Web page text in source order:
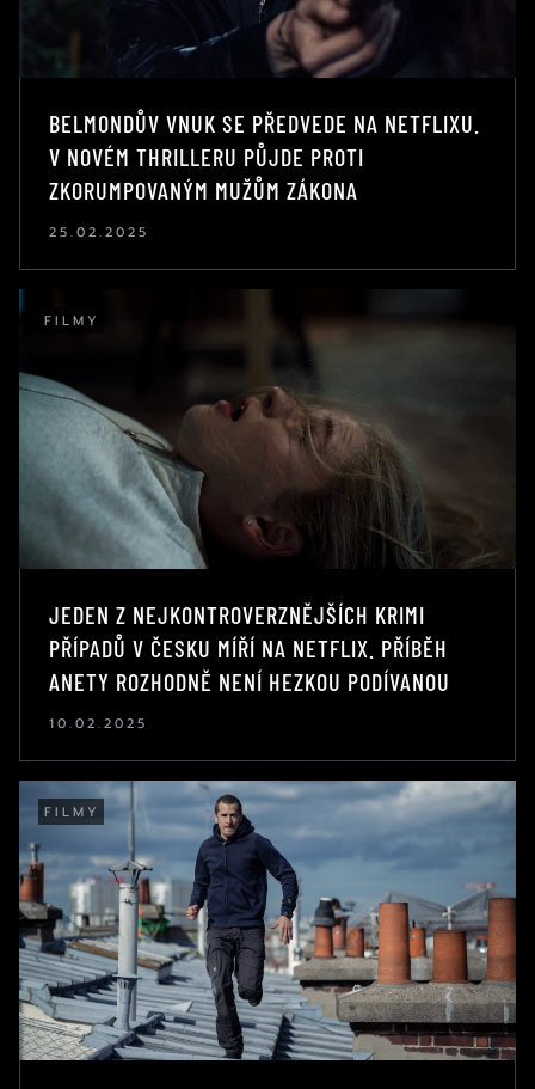
BELMONDŮV VNUK SE PŘEDVEDE NA NETFLIXU.
V NOVÉM THRILLERU PŮJDE PROTI
ZKORUMPOVANÝM MUŽŮM ZÁKONA
25.02.2025
FILMY
JEDEN Z NEJKONTROVERZNĚJŠÍCH KRIMI
PŘÍPADŮ V ČESKU MÍŘÍ NA NETFLIX. PŘÍBĚH
ANETY ROZHODNĚ NENÍ HEZKOU PODÍVANOU
10.02.2025
FILMY